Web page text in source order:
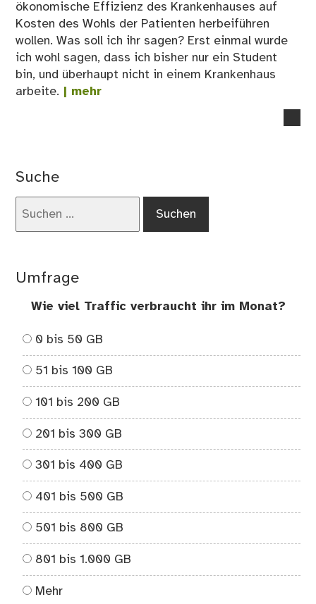
ökonomische Effizienz des Krankenhauses auf
Kosten des Wohls der Patienten herbeiführen
wollen. Was soll ich ihr sagen? Erst einmal wurde
ich wohl sagen, dass ich bisher nur ein Student
bin, und überhaupt nicht in einem Krankenhaus
arbeite. | mehr
Suche
Umfrage
Wie viel Traffic verbraucht ihr im Monat?
0 bis 50 GB
51 bis 100 GB
101 bis 200 GB
201 bis 300 GB
301 bis 400 GB
401 bis 500 GB
501 bis 800 GB
801 bis 1.000 GB
Mehr